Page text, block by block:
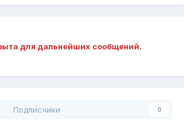
для дальнейших сообщений.
Подписчики 0